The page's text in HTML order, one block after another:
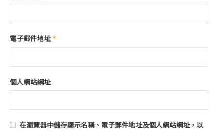
電子郵件地址*
個人網站網址
在瀏覽器中儲存顯示名稱、電子郵件地址及個人網站網址，以